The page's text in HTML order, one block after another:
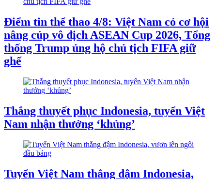
Điểm tin thể thao 4/8: Việt Nam có cơ hội
nâng cúp vô địch ASEAN Cup 2026, Tổng
thống Trump ủng hộ chủ tịch FIFA giữ
ghế
Thắng thuyết phục Indonesia, tuyển Việt
Nam nhận thưởng ‘khủng’
Tuyển Việt Nam thắng đậm Indonesia,